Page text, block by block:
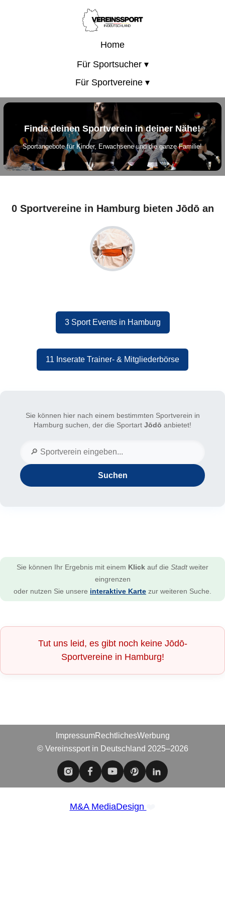
Home
Für Sportsucher ▾
Für Sportvereine ▾
Finde deinen Sportverein in deiner Nähe!
Sportangebote für Kinder, Erwachsene und die ganze Familie!
0 Sportvereine in Hamburg bieten Jōdō an
3 Sport Events in Hamburg
11 Inserate Trainer- & Mitgliederbörse
Sie können hier nach einem bestimmten Sportverein in
Hamburg suchen, der die Sportart Jōdō anbietet!
Suchen
Sie können Ihr Ergebnis mit einem Klick auf die Stadtweiter
eingrenzen
oder nutzen Sie unsere interaktive Karte zur weiteren Suche.
Tut uns leid, es gibt noch keine Jōdō-
Sportvereine in Hamburg!
ImpressumRechtlichesWerbung
© Vereinssport in Deutschland 2025–2026
M&A MediaDesign